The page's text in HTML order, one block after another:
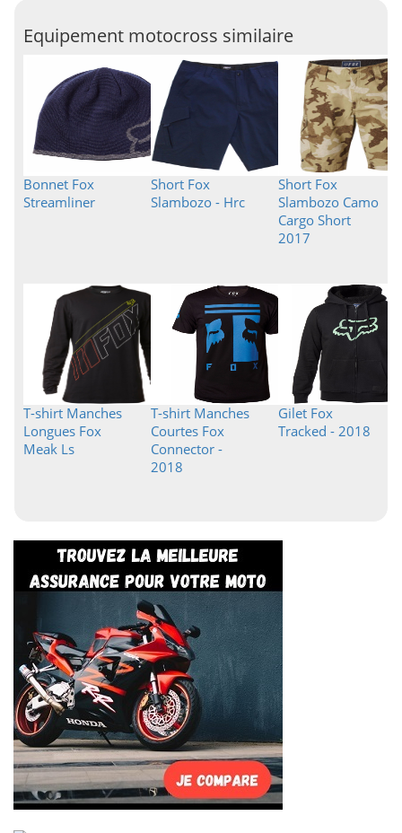
Equipement motocross similaire
Bonnet Fox
Streamliner
Short Fox
Slambozo - Hrc
Short Fox
Slambozo Camo
Cargo Short
2017
T-shirt Manches
Longues Fox
Meak Ls
T-shirt Manches
Courtes Fox
Connector -
2018
Gilet Fox
Tracked - 2018